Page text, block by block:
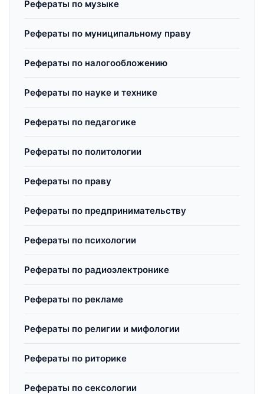
Рефераты по музыке
Рефераты по муниципальному праву
Рефераты по налогообложению
Рефераты по науке и технике
Рефераты по педагогике
Рефераты по политологии
Рефераты по праву
Рефераты по предпринимательству
Рефераты по психологии
Рефераты по радиоэлектронике
Рефераты по рекламе
Рефераты по религии и мифологии
Рефераты по риторике
Рефераты по сексологии